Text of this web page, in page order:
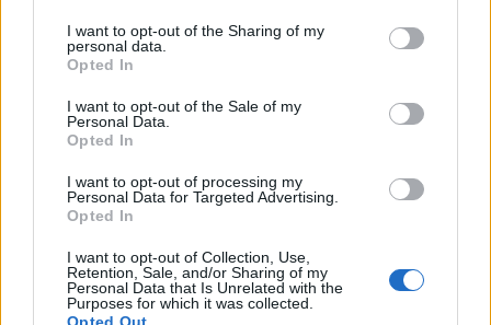
not limited to your visit or usage behaviour. You may click to
grant or deny consent to Google and its third-party tags to
use your data for below specified purposes in below Google
consent section.
I want to opt-out of the Sharing of my
personal data.
Opted In
I want to opt-out of the Sale of my
Personal Data.
Opted In
I want to opt-out of processing my
Personal Data for Targeted Advertising.
Opted In
I want to opt-out of Collection, Use,
Retention, Sale, and/or Sharing of my
Personal Data that Is Unrelated with the
Purposes for which it was collected.